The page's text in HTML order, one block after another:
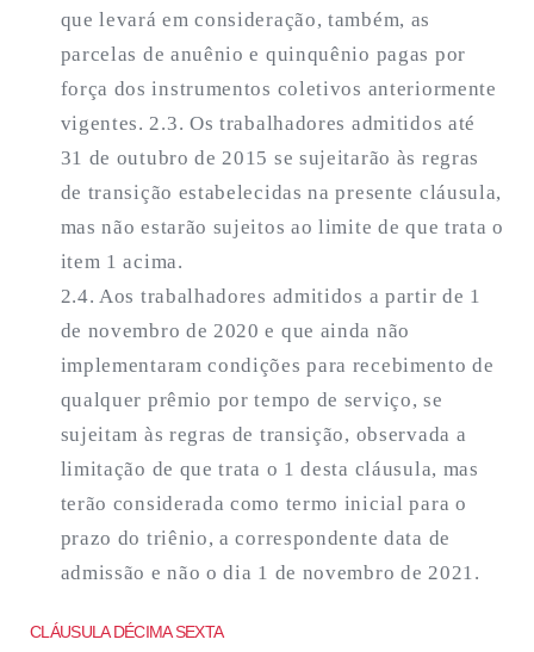
que levará em consideração, também, as
parcelas de anuênio e quinquênio pagas por
força dos instrumentos coletivos anteriormente
vigentes. 2.3. Os trabalhadores admitidos até
31 de outubro de 2015 se sujeitarão às regras
de transição estabelecidas na presente cláusula,
mas não estarão sujeitos ao limite de que trata o
item 1 acima.
2.4. Aos trabalhadores admitidos a partir de 1
de novembro de 2020 e que ainda não
implementaram condições para recebimento de
qualquer prêmio por tempo de serviço, se
sujeitam às regras de transição, observada a
limitação de que trata o 1 desta cláusula, mas
terão considerada como termo inicial para o
prazo do triênio, a correspondente data de
admissão e não o dia 1 de novembro de 2021.
CLÁUSULA DÉCIMA SEXTA